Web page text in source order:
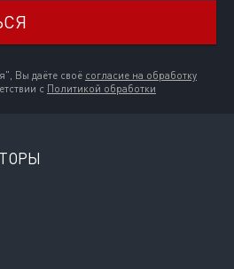
Вы даёте своё согласие на обработку
с Политикой обработки